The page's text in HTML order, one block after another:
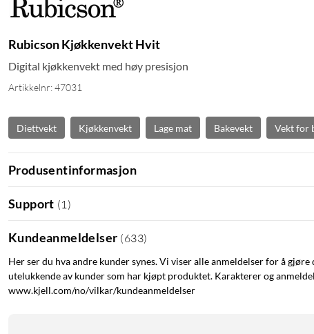
Rubicson Kjøkkenvekt Hvit
Digital kjøkkenvekt med høy presisjon
Artikkelnr: 47031
Diettvekt Kjøkkenvekt Lage mat Bakevekt Vekt for
Produsentinformasjon
Support (1 )
Kundeanmeldelser (633)
Her ser du hva andre kunder synes. Vi viser alle anmeldelser for å
utelukkende av kunder som har kjøpt produktet. Karakterer og
www.kjell.com/no/vilkar/kundeanmeldelser